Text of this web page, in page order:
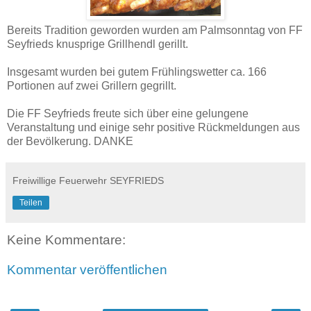
Bereits Tradition geworden wurden am Palmsonntag von FF
Seyfrieds knusprige Grillhendl gerillt.
Insgesamt wurden bei gutem Frühlingswetter ca. 166
Portionen auf zwei Grillern gegrillt.
Die FF Seyfrieds freute sich über eine gelungene
Veranstaltung und einige sehr positive Rückmeldungen aus
der Bevölkerung. DANKE
Freiwillige Feuerwehr SEYFRIEDS
Teilen
Keine Kommentare:
Kommentar veröffentlichen